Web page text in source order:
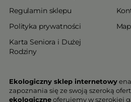
Regulamin sklepu
Polityka prywatności
Karta Seniora i Dużej
Rodziny
Ekologiczny sklep internetowy
zapoznania się ze swoją szeroką
ekologiczneoferujemy w szerokiej